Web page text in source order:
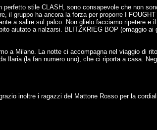
stile CLASH, sono consapevole che non
il gruppo ha ancora la forza per proporre I
a salire sul palco. Non glielo facciamo ripetere e
aiutato a rialzarsi. BLITZKRIEG BOP (omaggio
a Milano. La notte ci accompagna nel viaggio di
Ilaria (la fan numero uno), che ci riporta a casa.
inoltre i ragazzi del Mattone Rosso per la